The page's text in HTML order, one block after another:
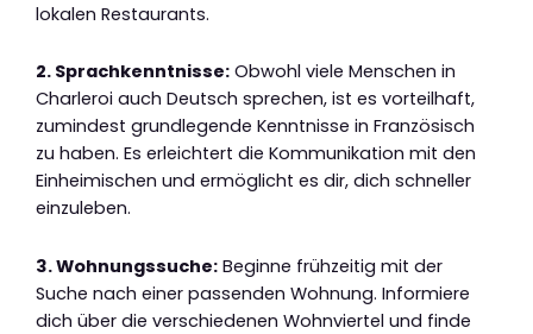
lokalen Restaurants.
2. Sprachkenntnisse: Obwohl viele Menschen in
Charleroi auch Deutsch sprechen, ist es vorteilhaft,
zumindest grundlegende Kenntnisse in Französisch
zu haben. Es erleichtert die Kommunikation mit den
Einheimischen und ermöglicht es dir, dich schneller
einzuleben.
3. Wohnungssuche: Beginne frühzeitig mit der
Suche nach einer passenden Wohnung. Informiere
dich über die verschiedenen Wohnviertel und finde